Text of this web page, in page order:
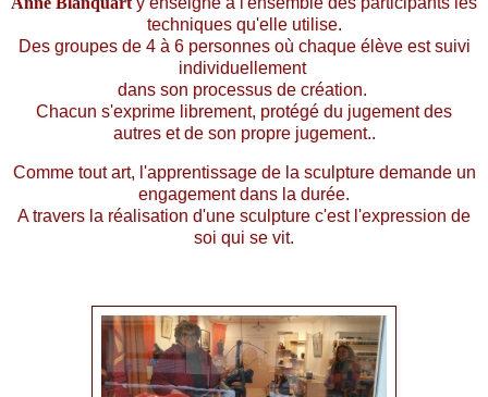
techniques qu'elle utilise.
Des groupes de 4 à 6 personnes où chaque élève est suivi
individuellement
dans son processus de création.
Chacun s'exprime librement, protégé du jugement des
autres et de son propre jugement..
Comme tout art, l'apprentissage de la sculpture demande un
engagement dans la durée.
A travers la réalisation d'une sculpture c'est l'expression de
soi qui se vit.